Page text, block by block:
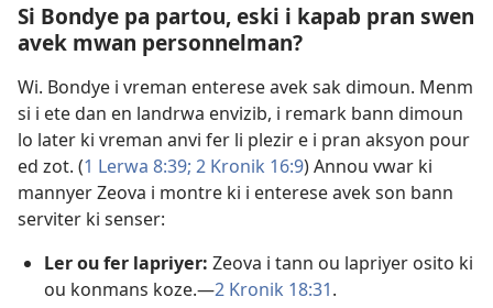
Si Bondye pa partou, eski i kapab pran swen
avek mwan personnelman?
Wi. Bondye i vreman enterese avek sak dimoun. Menm
si i ete dan en landrwa envizib, i remark bann dimoun
lo later ki vreman anvi fer li plezir e i pran aksyon pour
ed zot. (1 Lerwa 8:39; 2 Kronik 16:9) Annou vwar ki
mannyer Zeova i montre ki i enterese avek son bann
serviter ki senser:
Ler ou fer lapriyer: Zeova i tann ou lapriyer osito ki
ou konmans koze.​—2 Kronik 18:31.